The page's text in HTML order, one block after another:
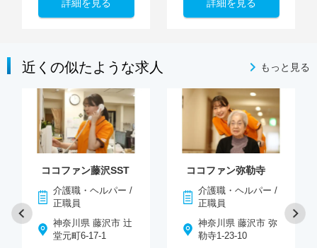
詳細を見る 詳細を見る
近くの似たような求人 もっと見る
ココファン藤沢SST
介護職・ヘルパー /
正職員
神奈川県 藤沢市 辻
堂元町6-17-1
ココファン弥勒寺
介護職・ヘルパー /
正職員
神奈川県 藤沢市 弥
勒寺1-23-10